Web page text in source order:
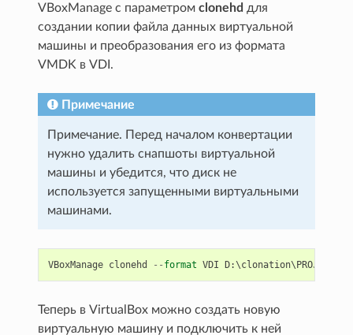
VBoxManage с параметромclonehd для
создании копии файла данных виртуальной
машины и преобразования его из формата
VMDK в VDI.
Примечание
Примечание. Перед началом конвертации
нужно удалить снапшоты виртуальной
машины и убедится, что диск не
используется запущенными виртуальными
машинами.
VBoxManage clonehd -- format VDI D:\clonation\PROJECT
Теперь в VirtualBox можно создать новую
виртуальную машину и подключить к ней